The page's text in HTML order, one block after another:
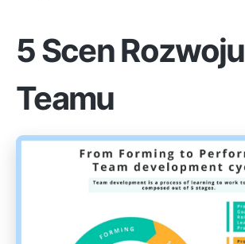
5 Scen Rozwoju
Teamu